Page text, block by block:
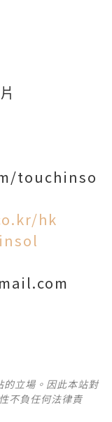
touchinso
hk
立場。因此本站對
不負任何法律責